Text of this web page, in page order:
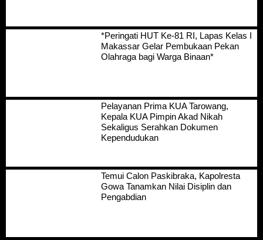
*Peringati HUT Ke-81 RI, Lapas Kelas I
Makassar Gelar Pembukaan Pekan
Olahraga bagi Warga Binaan*
Pelayanan Prima KUA Tarowang,
Kepala KUA Pimpin Akad Nikah
Sekaligus Serahkan Dokumen
Kependudukan
Temui Calon Paskibraka, Kapolresta
Gowa Tanamkan Nilai Disiplin dan
Pengabdian